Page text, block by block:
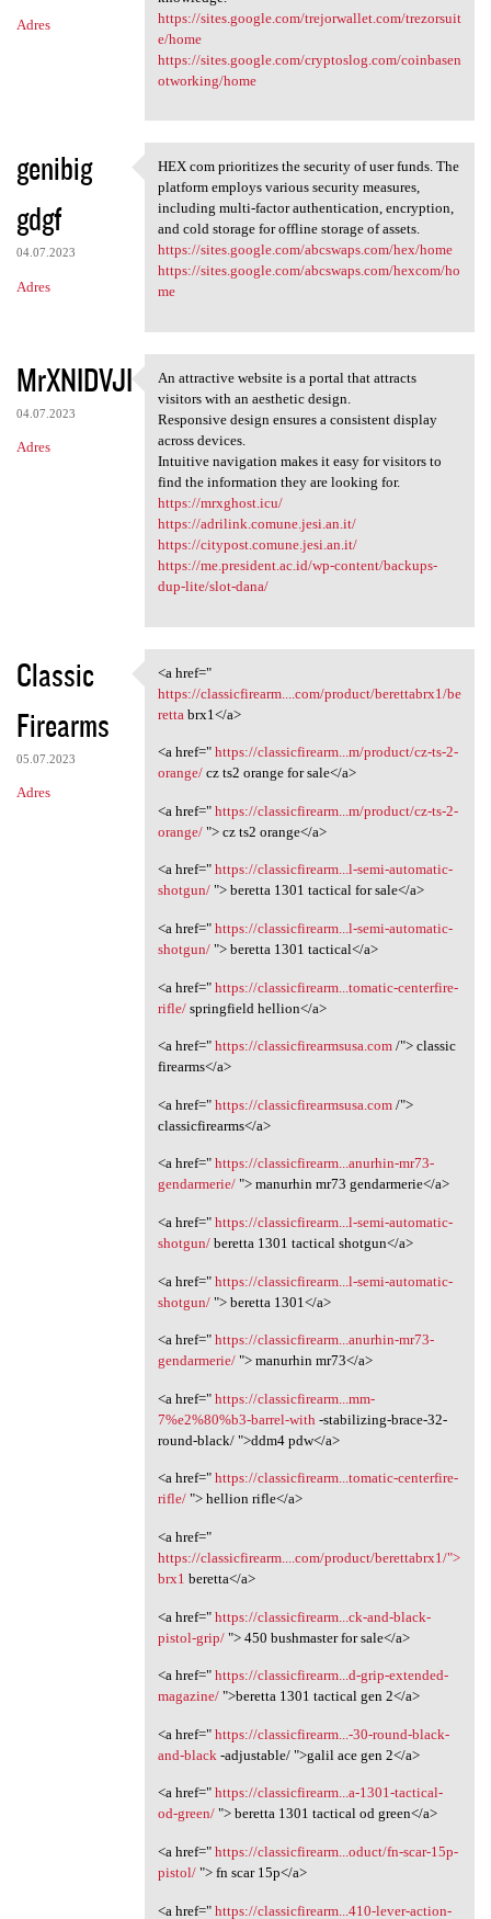
e
r
z
e
Adres
https://sites.google.com/trejorwallet.com/trezorsuit
e/home
https://sites.google.com/cryptoslog.com/coinbasen
otworking/home
genibig
gdgf
04.07.2023
Adres
HEX com prioritizes the
HEX com prioritizes the security of user funds. The
platform employs various security measures,
including multi-factor authentication, encryption,
and cold storage for offline storage of assets.
https://sites.google.com/abcswaps.com/hex/home
https://sites.google.com/abcswaps.com/hexcom/ho
me
MrXNIDVJI
04.07.2023
Adres
An attractive website is a
An attractive website is a portal that attracts
visitors with an aesthetic design.
Responsive design ensures a consistent display
across devices.
Intuitive navigation makes it easy for visitors to
find the information they are looking for.
https://mrxghost.icu/
https://adrilink.comune.jesi.an.it/
https://citypost.comune.jesi.an.it/
https://me.president.ac.id/wp-content/backups-
dup-lite/slot-dana/
Classic
Firearms
05.07.2023
Adres
<a href=" https:/
<a href="
https://classicfirearm....com/product/berettabrx1/be
retta brx1</a>
<a href=" https://classicfirearm...m/product/cz-ts-2-
orange/cz ts2 orange for sale</a>
<a href=" https://classicfirearm...m/product/cz-ts-2-
orange/"> cz ts2 orange</a>
<a href=" https://classicfirearm...l-semi-automatic-
shotgun/"> beretta 1301 tactical for sale</a>
<a href=" https://classicfirearm...l-semi-automatic-
shotgun/"> beretta 1301 tactical</a>
<a href=" https://classicfirearm...tomatic-centerfire-
rifle/springfield hellion</a>
<a href=" https://classicfirearmsusa.com/"> classic
firearms</a>
<a href=" https://classicfirearmsusa.com/">
classicfirearms</a>
<a href=" https://classicfirearm...anurhin-mr73-
gendarmerie/"> manurhin mr73 gendarmerie</a>
<a href=" https://classicfirearm...l-semi-automatic-
shotgun/beretta 1301 tactical shotgun</a>
<a href=" https://classicfirearm...l-semi-automatic-
shotgun/"> beretta 1301</a>
<a href=" https://classicfirearm...anurhin-mr73-
gendarmerie/"> manurhin mr73</a>
<a href=" https://classicfirearm...mm-
7%e2%80%b3-barrel-with -stabilizing-brace-32-
round-black/ ">ddm4 pdw</a>
<a href=" https://classicfirearm...tomatic-centerfire-
rifle/"> hellion rifle</a>
<a href="
https://classicfirearm....com/product/berettabrx1/">
brx1 beretta</a>
<a href=" https://classicfirearm...ck-and-black-
pistol-grip/"> 450 bushmaster for sale</a>
<a href=" https://classicfirearm...d-grip-extended-
magazine/">beretta 1301 tactical gen 2</a>
<a href=" https://classicfirearm...-30-round-black-
and-black -adjustable/ ">galil ace gen 2</a>
<a href=" https://classicfirearm...a-1301-tactical-
od-green/"> beretta 1301 tactical od green</a>
<a href=" https://classicfirearm...oduct/fn-scar-15p-
pistol/"> fn scar 15p</a>
<a href=" https://classicfirearm...410-lever-action-